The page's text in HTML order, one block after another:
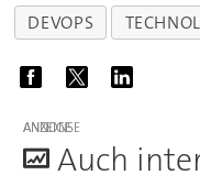
DEVOPS
ANZEIGE
Auch